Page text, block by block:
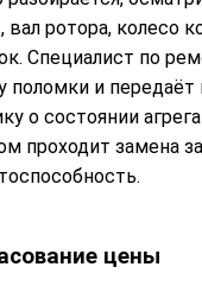
вал ротора, колесо
Специалист по
поломки и
о состоянии
проходит замена
цены